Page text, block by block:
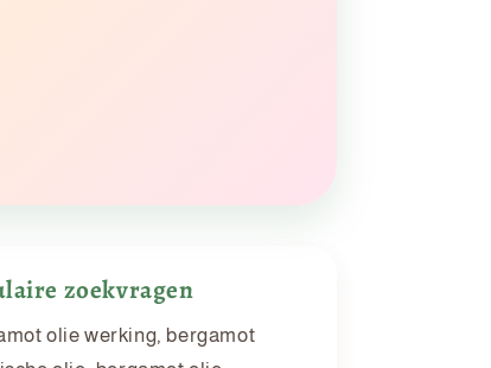
zoekvragen
olie werking, bergamot